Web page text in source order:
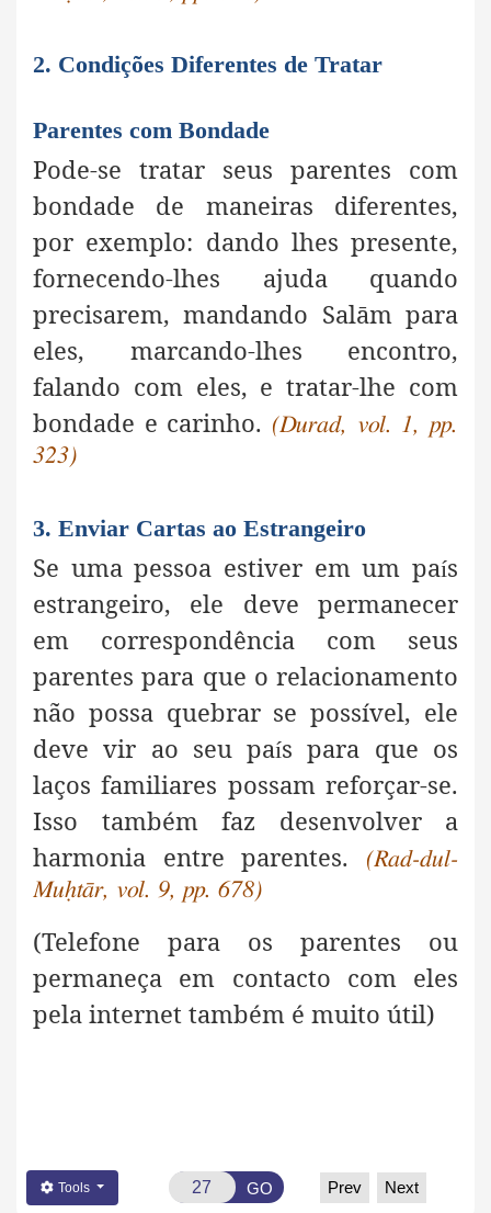
2. Condições Diferentes de Tratar
Parentes com Bondade
Pode-se tratar seus parentes com
bondade de maneiras diferentes,
por exemplo: dando lhes presente,
fornecendo-lhes ajuda quando
precisarem, mandando Salām para
eles, marcando-lhes encontro,
falando com eles, e tratar-lhe com
bondade e carinho. (Durad, vol. 1, pp.
323)
3. Enviar Cartas ao Estrangeiro
Se uma pessoa estiver em um país
estrangeiro, ele deve permanecer
em correspondência com seus
parentes para que o relacionamento
não possa quebrar se possível, ele
deve vir ao seu país para que os
laços familiares possam reforçar-se.
Isso também faz desenvolver a
harmonia entre parentes.
(Rad-dul-
Muḥtār, vol. 9, pp. 678)
(Telefone para os parentes ou
permaneça em contacto com eles
pela internet também é muito útil)
Tools GO Prev Next